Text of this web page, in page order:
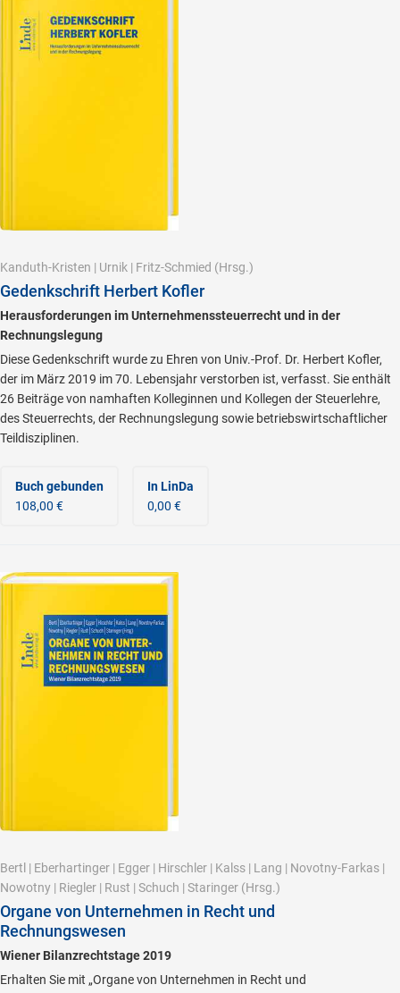
Kanduth-Kristen | Urnik | Fritz-Schmied (Hrsg.)
Gedenkschrift Herbert Kofler
Herausforderungen im Unternehmenssteuerrecht und in der
Rechnungslegung
Diese Gedenkschrift wurde zu Ehren von Univ.-Prof. Dr. Herbert Kofler,
der im März 2019 im 70. Lebensjahr verstorben ist, verfasst. Sie enthält
26 Beiträge von namhaften Kolleginnen und Kollegen der Steuerlehre,
des Steuerrechts, der Rechnungslegung sowie betriebswirtschaftlicher
Teildisziplinen.
Buch gebunden
108,00 €
In LinDa
0,00 €
Bertl | Eberhartinger | Egger | Hirschler | Kalss | Lang | Novotny-Farkas |
Nowotny | Riegler | Rust | Schuch | Staringer (Hrsg.)
Organe von Unternehmen in Recht und
Rechnungswesen
Wiener Bilanzrechtstage 2019
Erhalten Sie mit „Organe von Unternehmen in Recht und